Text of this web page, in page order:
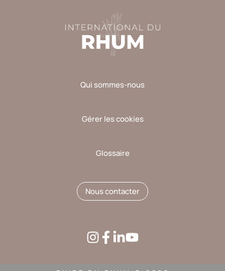
Qui sommes-nous
Gérer les cookies
Glossaire
Nous contacter